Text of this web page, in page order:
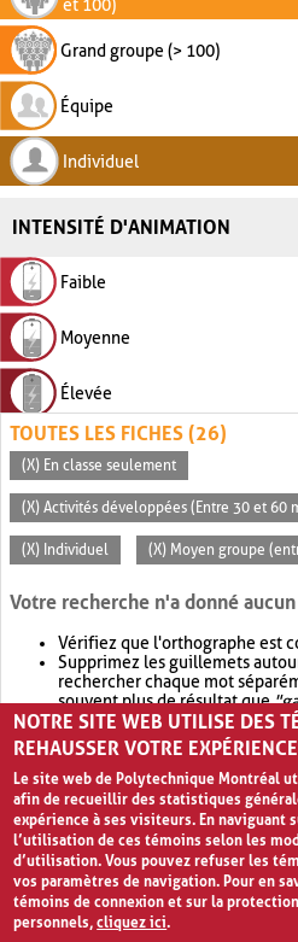
et 100)
Grand groupe (> 100)
Équipe
Individuel
INTENSITÉ D'ANIMATION
Faible
Moyenne
Élevée
TOUTES LES FICHES (26)
(X) En classe seulement
(X) Activités développées (Entre 30 et 60
(X) Individuel (X) Moyen groupe
Votre recherche n'a donné
Vérifiez que l'orthographe est
Supprimez les guillemets
rechercher chaque mot
souvent plus de résultat que
Envisagez d'élargir votre
retournera souvent plus de
NOTRE SITE WEB UTILISE DES
REHAUSSER VOTRE
Le site web de Polytechnique Montréal
afin de recueillir des statistiques
expérience à ses visiteurs. En naviguant
l’utilisation de ces témoins selon les
d’utilisation. Vous pouvez refuser les
vos paramètres de navigation. Pour en
témoins de connexion et sur la
personnels,cliquez ici.